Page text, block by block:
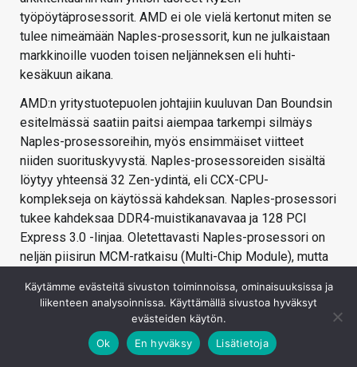
työpöytäprosessorit. AMD ei ole vielä kertonut miten se
tulee nimeämään Naples-prosessorit, kun ne julkaistaan
markkinoille vuoden toisen neljänneksen eli huhti-
kesäkuun aikana.
AMD:n yritystuotepuolen johtajiin kuuluvan Dan Boundsin
esitelmässä saatiin paitsi aiempaa tarkempi silmäys
Naples-prosessoreihin, myös ensimmäiset viitteet
niiden suorituskyvystä. Naples-prosessoreiden sisältä
löytyy yhteensä 32 Zen-ydintä, eli CCX-CPU-
komplekseja on käytössä kahdeksan. Naples-prosessori
tukee kahdeksaa DDR4-muistikanavavaa ja 128 PCI
Express 3.0 -linjaa. Oletettavasti Naples-prosessori on
neljän piisirun MCM-ratkaisu (Multi-Chip Module), mutta
Käytämme evästeitä sivuston toiminnoissa, ominaisuuksissa ja
liikenteen analysoinnissa. Käyttämällä sivustoa hyväksyt
evästeiden käytön.
Ok
En hyväksy Lisätietoja